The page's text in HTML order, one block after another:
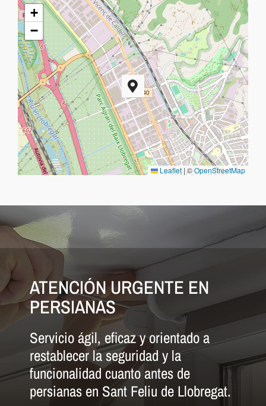
+
−
Leaflet | ©OpenStreetMap
ATENCIÓN URGENTE EN
PERSIANAS
Servicio ágil, eficaz y orientado a
restablecer la seguridad y la
funcionalidad cuanto antes de
persianas en Sant Feliu de Llobregat.